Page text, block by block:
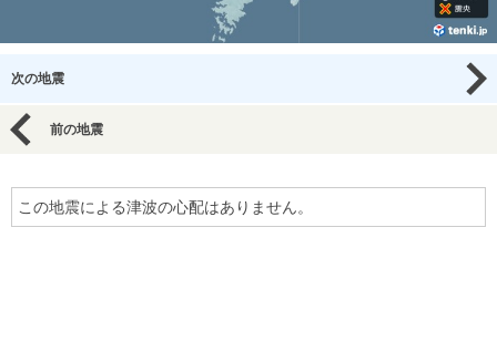
次の地震
前の地震
この地震による津波の心配はありません。